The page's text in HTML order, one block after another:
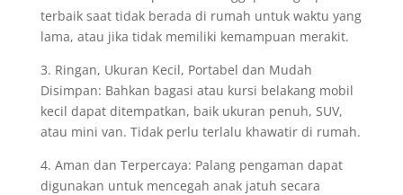
terbaik saat tidak berada di rumah untuk waktu yang
lama, atau jika tidak memiliki kemampuan merakit.
3. Ringan, Ukuran Kecil, Portabel dan Mudah
Disimpan: Bahkan bagasi atau kursi belakang mobil
kecil dapat ditempatkan, baik ukuran penuh, SUV,
atau mini van. Tidak perlu terlalu khawatir di rumah.
4. Aman dan Terpercaya: Palang pengaman dapat
digunakan untuk mencegah anak jatuh secara